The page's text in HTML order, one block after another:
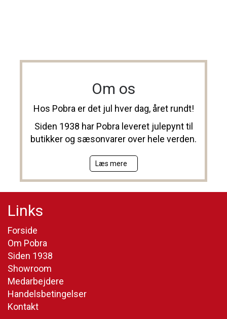
Om os
Hos Pobra er det jul hver dag, året rundt!
Siden 1938 har Pobra leveret julepynt til
butikker og sæsonvarer over hele verden.
Læs mere
Links
Forside
Om Pobra
Siden 1938
Showroom
Medarbejdere
Handelsbetingelser
Kontakt